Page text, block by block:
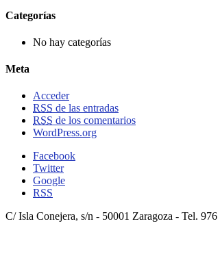
Categorías
No hay categorías
Meta
Acceder
RSS de las entradas
RSS de los comentarios
WordPress.org
Facebook
Twitter
Google
RSS
C/ Isla Conejera, s/n - 50001 Zaragoza - Tel.